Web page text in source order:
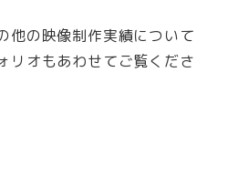
他の映像制作実績について
リオもあわせてご覧くださ